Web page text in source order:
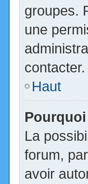
groupes.
une
contacter.
Haut
La
forum,
avoir